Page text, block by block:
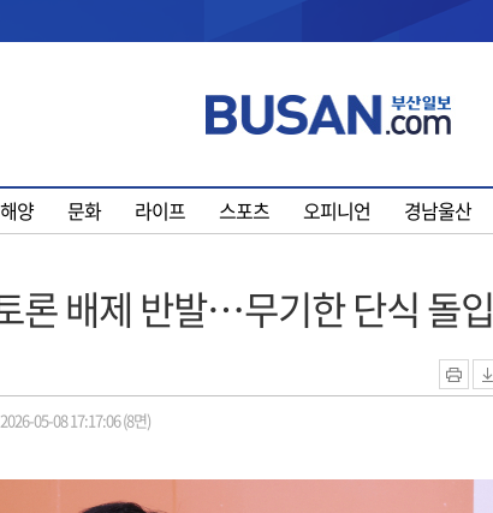
양 문화 라이프 스포츠 오피니언 경남울산
론 배제 반발…무기한 단식 돌입
05-08 17:17:06 (8면)